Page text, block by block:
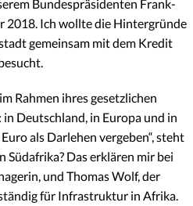
Bundespräsidenten Frank-
2018. Ich wollte die Hintergründe
gemeinsam mit dem Kredit
Rahmen ihres gesetzlichen
Deutschland, in Europa und in
als Darlehen vergeben“, steht
Südafrika? Das erklären mir bei
und Thomas Wolf, der
für Infrastruktur in Afrika.